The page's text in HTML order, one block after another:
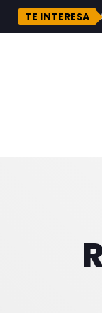
TE INTERESA
DESCUBRE LA